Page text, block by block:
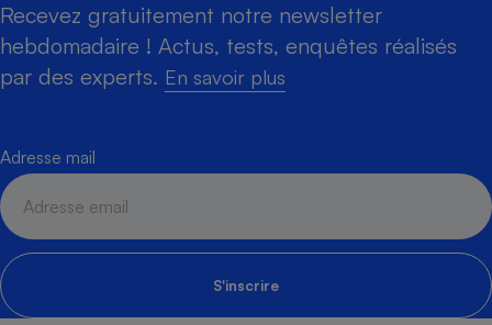
Recevez gratuitement notre newsletter
hebdomadaire ! Actus, tests, enquêtes réalisés
par des experts. En savoir plus
Adresse mail
S'inscrire